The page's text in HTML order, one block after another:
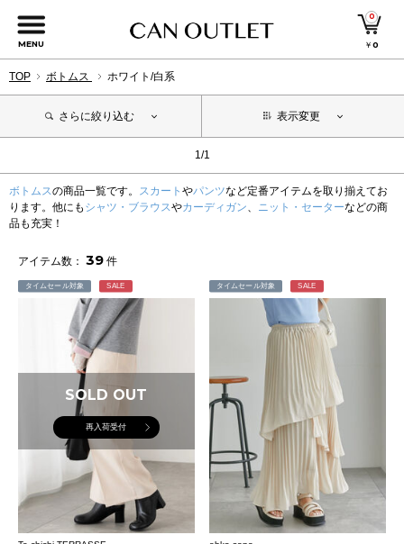
MENU
0
￥0
TOP ボトムス ホワイト/白系
さらに絞り込む 表示変更
1/1
ボトムスの商品一覧です。 スカート やパンツなど定番アイテムを取り揃えてお
ります。他にも シャツ・ブラウスやカーディガン、 ニット・セーターなどの商
品も充実！
アイテム数： 39 件
タイムセール対象 SALE
SOLD OUT
再入荷受付
タイムセール対象 SALE